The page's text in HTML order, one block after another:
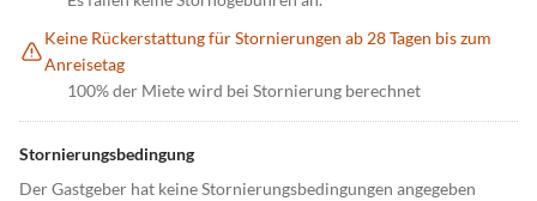
Keine Rückerstattung für Stornierungen ab 28 Tagen bis zum
Anreisetag
100% der Miete wird bei Stornierung berechnet
Stornierungsbedingung
Der Gastgeber hat keine Stornierungsbedingungen angegeben